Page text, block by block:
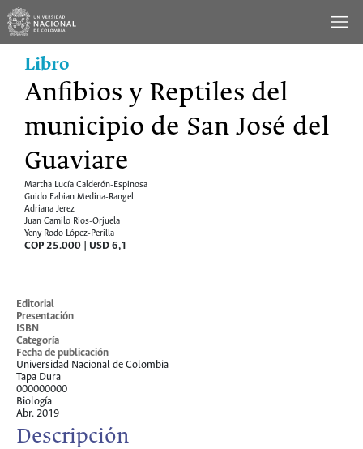
Saltar
contenido
Libro
Anfibios y Reptiles del
municipio de San José del
Guaviare
Martha Lucía Calderón-Espinosa
Guido Fabian Medina-Rangel
Adriana Jerez
Juan Camilo Rios-Orjuela
Yeny Rodo López-Perilla
COP 25.000 | USD 6,1
Editorial
Presentación
ISBN
Categoría
Fecha de publicación
Universidad Nacional de Colombia
Tapa Dura
000000000
Biología
Abr. 2019
Descripción